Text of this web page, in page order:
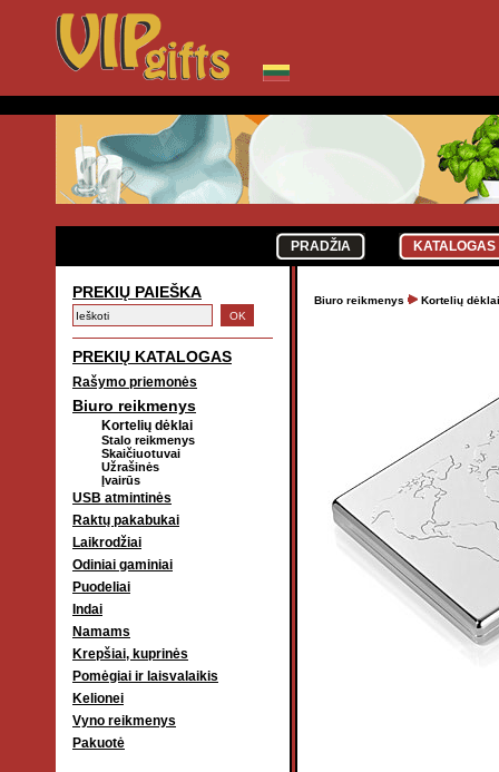
PRADŽIA KATALOGAS
PREKIŲ PAIEŠKA
PREKIŲ KATALOGAS
Rašymo priemonės
Biuro reikmenys
Kortelių dėklai
Stalo reikmenys
Skaičiuotuvai
Užrašinės
Įvairūs
USB atmintinės
Raktų pakabukai
Laikrodžiai
Odiniai gaminiai
Puodeliai
Indai
Namams
Krepšiai, kuprinės
Pomėgiai ir laisvalaikis
Kelionei
Vyno reikmenys
Pakuotė
Biuro reikmenys Kortelių dėklai